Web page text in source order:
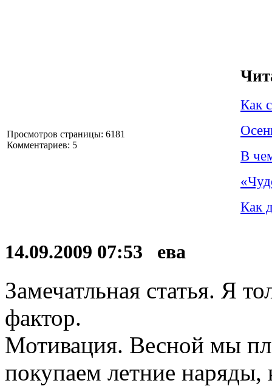
Просмотров страницы: 6181
Комментариев: 5
Как
В
Как
14.09.2009 07:53 ева
Замечатльная статья. Я
фактор.
Мотивация. Весной мы
покупаем летние